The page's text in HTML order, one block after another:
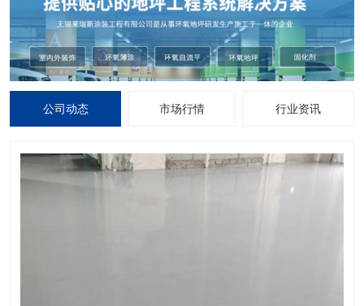
公司动态 市场行情 行业资讯